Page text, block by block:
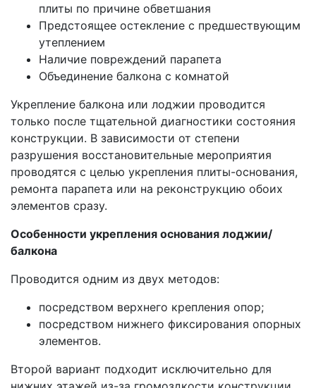
плиты по причине обветшания
Предстоящее остекление с предшествующим
утеплением
Наличие повреждений парапета
Объединение балкона с комнатой
Укрепление балкона или лоджии проводится
только после тщательной диагностики состояния
конструкции. В зависимости от степени
разрушения восстановительные мероприятия
проводятся с целью укрепления плиты-основания,
ремонта парапета или на реконструкцию обоих
элементов сразу.
Особенности укрепления основания лоджии/
балкона
Проводится одним из двух методов:
посредством верхнего крепления опор;
посредством нижнего фиксирования опорных
элементов.
Второй вариант подходит исключительно для